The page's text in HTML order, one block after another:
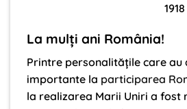
La mulți ani România!
Printre personalitățile care au
importante la participarea
la realizarea Marii Uniri a fost